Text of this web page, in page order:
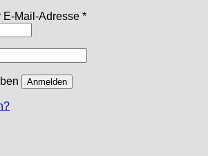
E-Mail-Adresse *Erforderlich
Anmelden